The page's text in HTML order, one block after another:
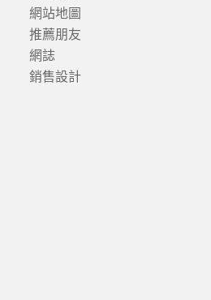
網站地圖
推薦朋友
網誌
銷售設計